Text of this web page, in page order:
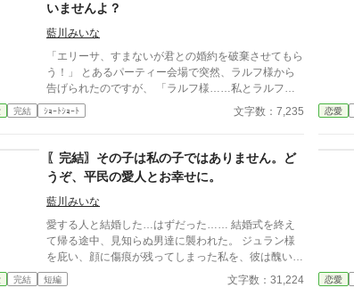
いませんよ？
藍川みいな
「エリーサ、すまないが君との婚約を破棄させてもら
う！」 とあるパーティー会場で突然、ラルフ様から
告げられたのですが、 「ラルフ様……私とラルフ様
は、婚約なんてしていませんよ？」 確かに昔、婚約
をしていましたが、三年前に同じセリフで婚約破棄し
番外編1話です。
完結 ｼｮｰﾄｼｮｰﾄ 文字数：7,235 恋愛
〖完結〗その子は私の子ではありません。ど
うぞ、平民の愛人とお幸せに。
藍川みいな
愛する人と結婚した…はずだった…… 結婚式を終え
て帰る途中、見知らぬ男達に襲われた。 ジュラン様
を庇い、顔に傷痕が残ってしまった私を、彼は醜いと
言い放った。それだけではなく、彼の子を身篭った愛
人を連れて来て、彼女が産む子を私達の子として育て
完結 短編 文字数：31,224 恋愛